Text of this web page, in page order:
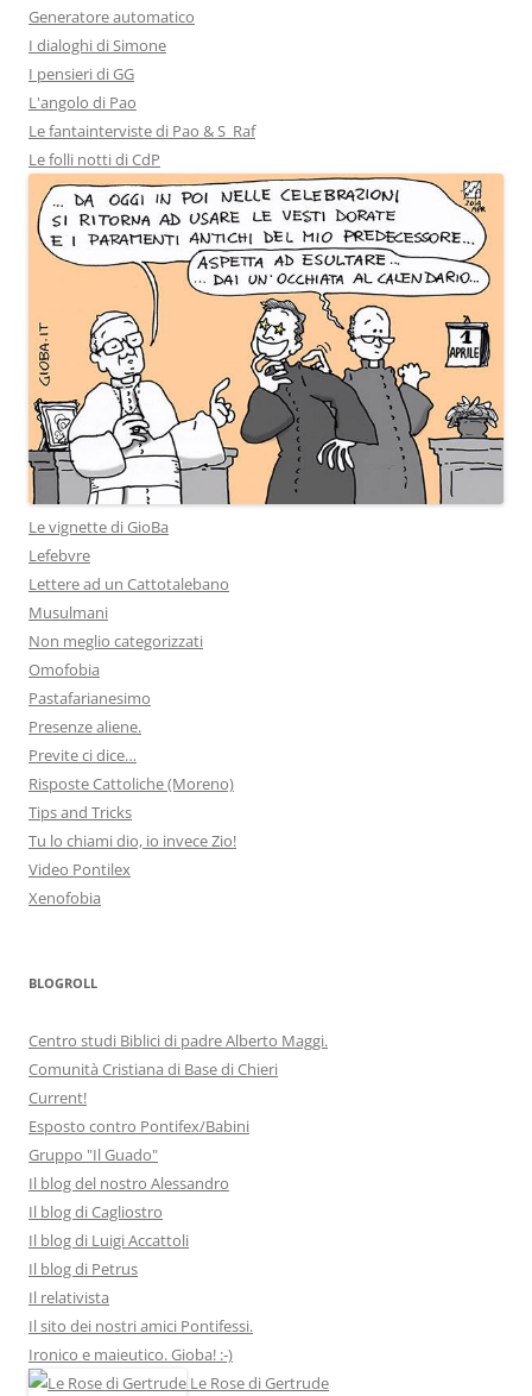
Generatore automatico
I dialoghi di Simone
I pensieri di GG
L'angolo di Pao
Le fantainterviste di Pao & S_Raf
Le folli notti di CdP
Le vignette di GioBa
Lefebvre
Lettere ad un Cattotalebano
Musulmani
Non meglio categorizzati
Omofobia
Pastafarianesimo
Presenze aliene.
Previte ci dice…
Risposte Cattoliche (Moreno)
Tips and Tricks
Tu lo chiami dio, io invece Zio!
Video Pontilex
Xenofobia
BLOGROLL
Centro studi Biblici di padre Alberto Maggi.
Comunità Cristiana di Base di Chieri
Current!
Esposto contro Pontifex/Babini
Gruppo "Il Guado"
Il blog del nostro Alessandro
Il blog di Cagliostro
Il blog di Luigi Accattoli
Il blog di Petrus
Il relativista
Il sito dei nostri amici Pontifessi.
Ironico e maieutico. Gioba! :-)
Le Rose di Gertrude